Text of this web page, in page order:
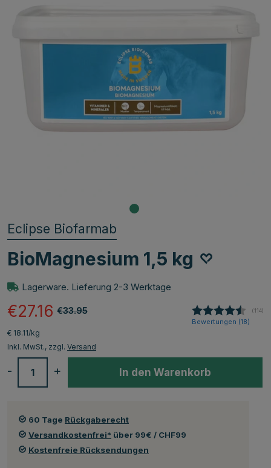
Eclipse Biofarmab
BioMagnesium 1,5 kg
Lagerware. Lieferung 2-3 Werktage
€33.95
€27.16 (114)
Bewertungen (18)
€ 18.11/kg
Inkl. MwSt., zzgl. Versand
+
- In den Warenkorb
60 Tage Rückgaberecht
Versandkostenfrei* über 99€ / CHF99
Kostenfreie Rücksendungen